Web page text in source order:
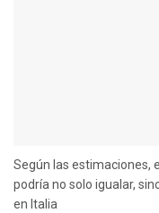
Según las estimaciones,
podría no solo igualar,
en Italia